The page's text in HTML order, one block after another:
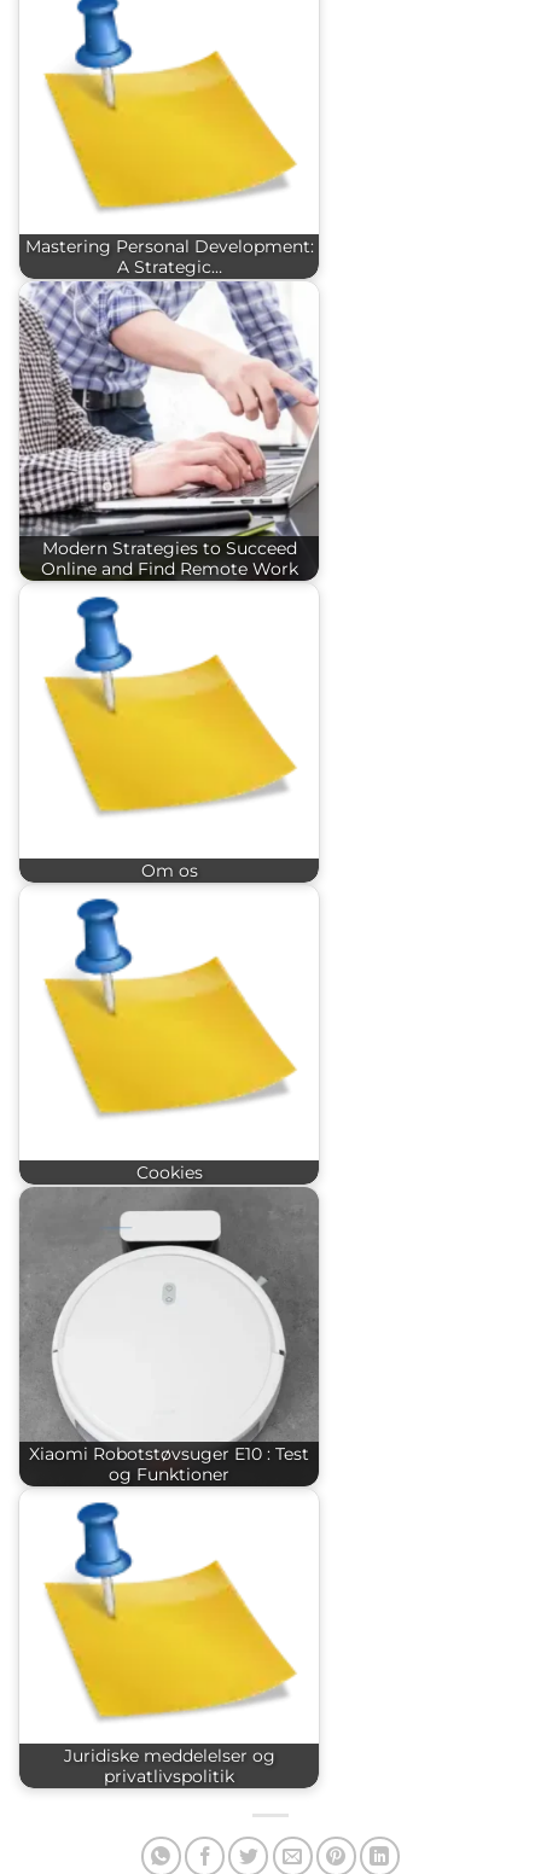
Mastering Personal Development:
A Strategic…
Modern Strategies to Succeed
Online and Find Remote Work
Om os
Cookies
Xiaomi Robotstøvsuger E10 : Test
og Funktioner
Juridiske meddelelser og
privatlivspolitik